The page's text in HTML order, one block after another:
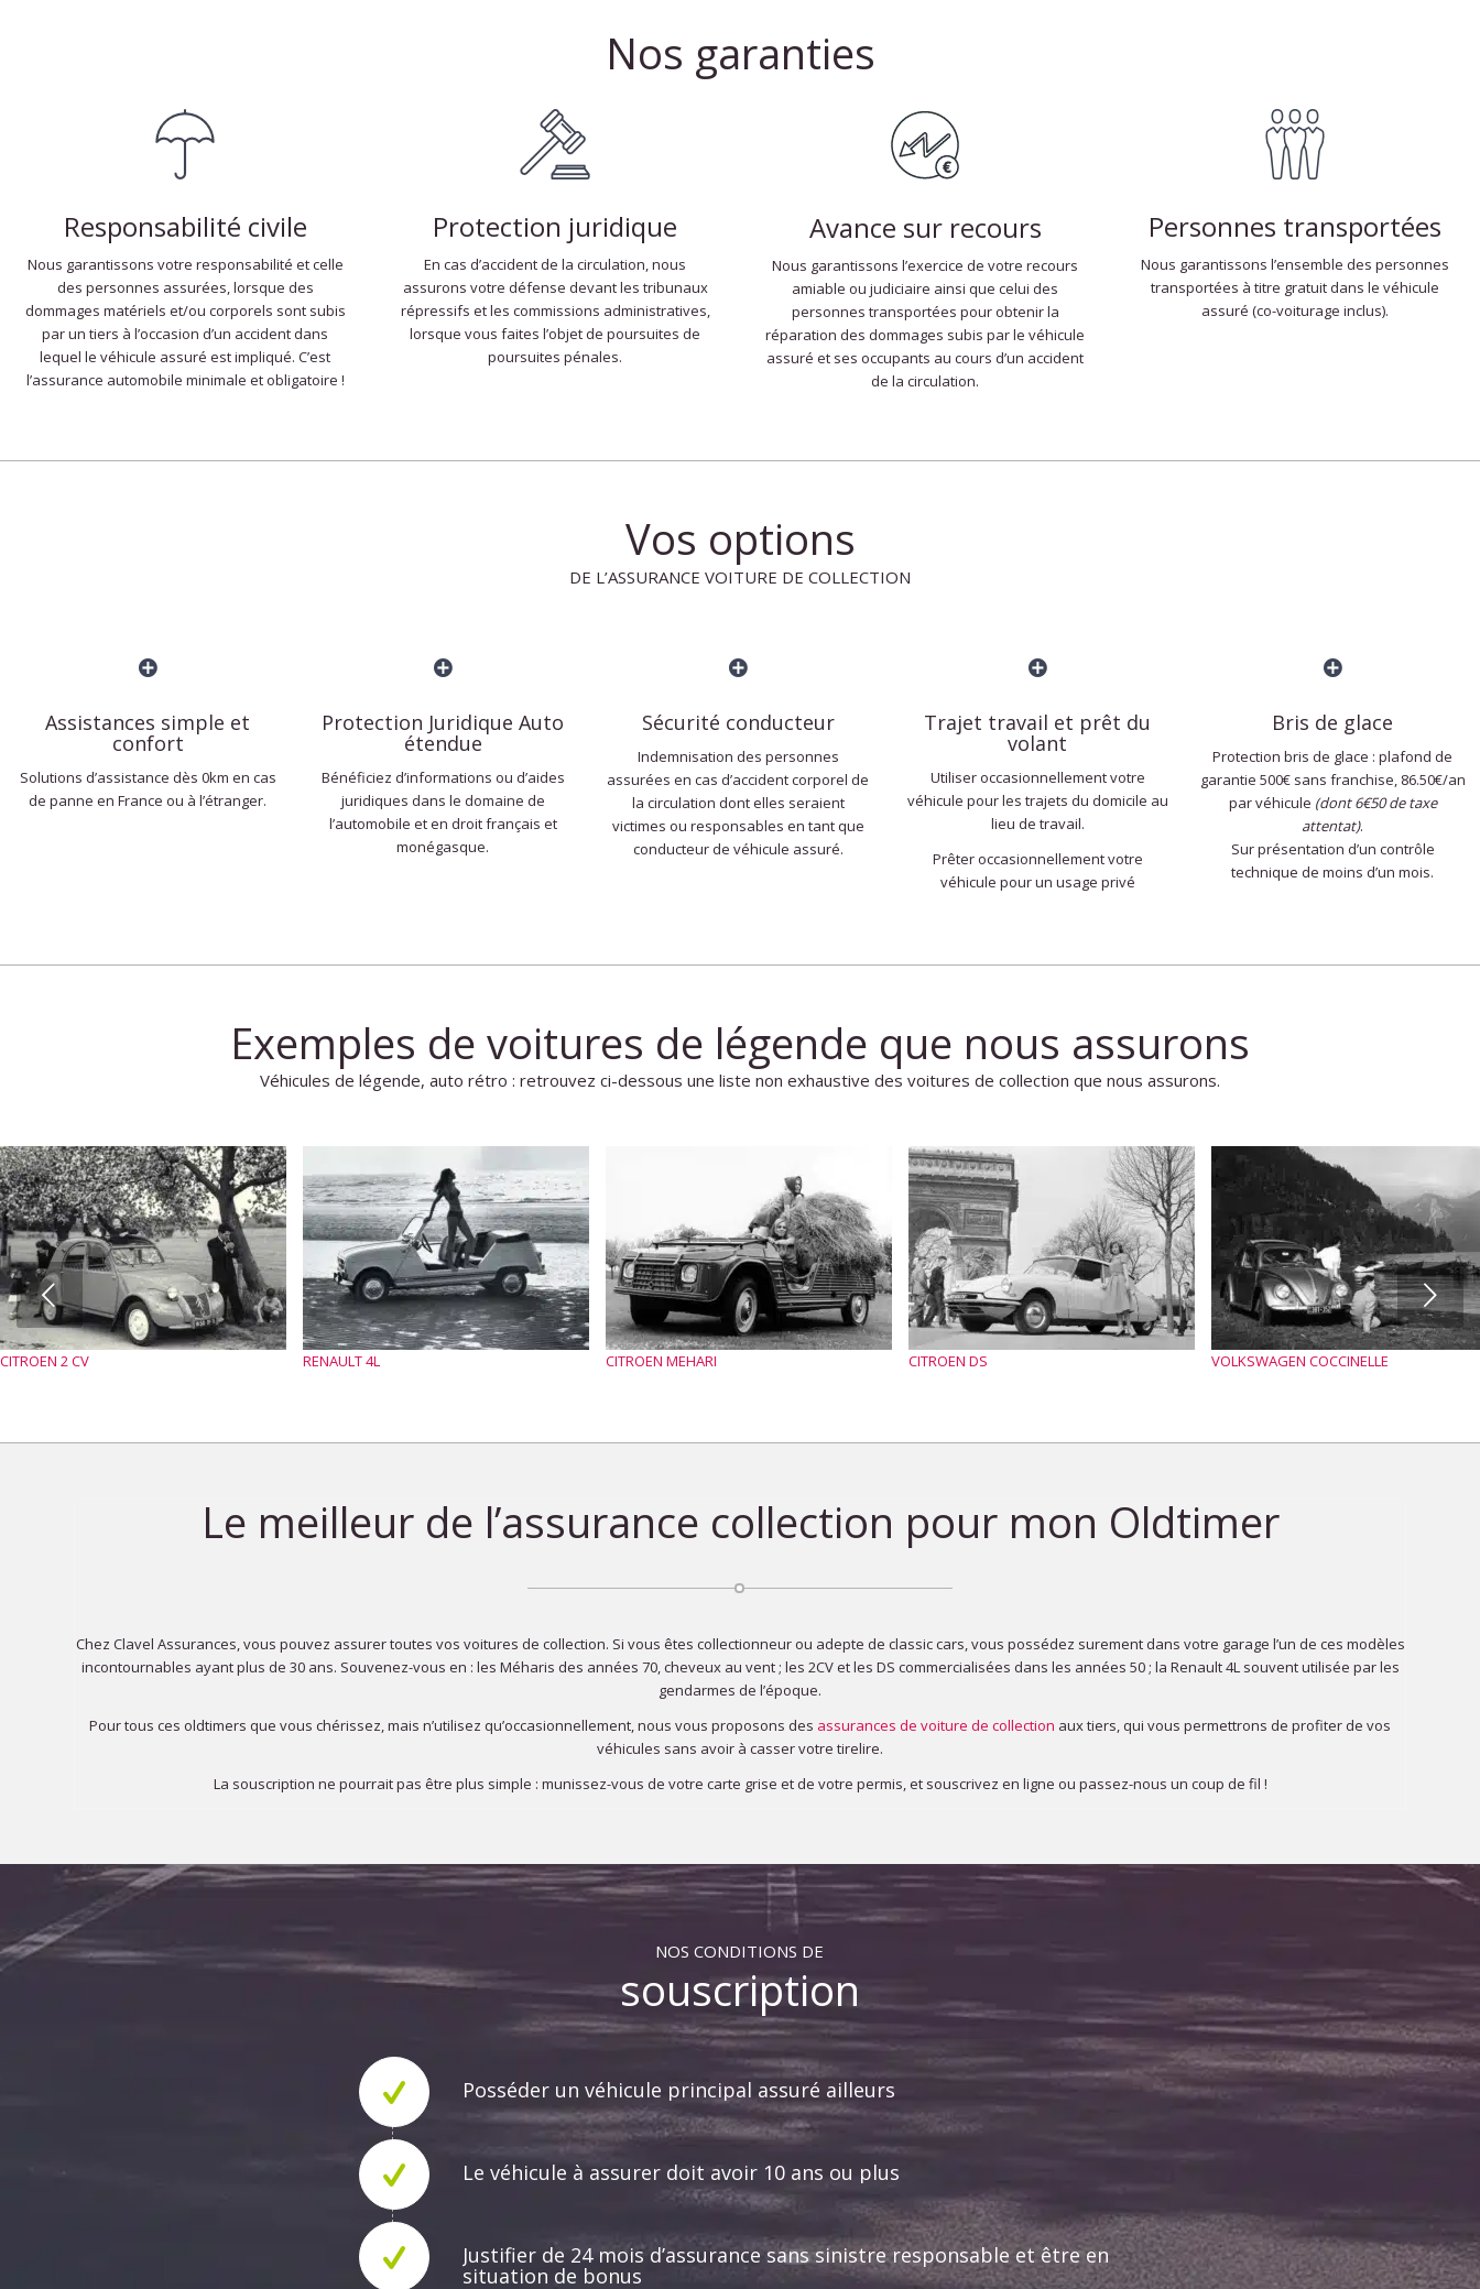
Nos garanties
Responsabilité civile
Nous garantissons votre responsabilité et celle
des personnes assurées, lorsque des
dommages matériels et/ou corporels sont subis
par un tiers à l’occasion d’un accident dans
lequel le véhicule assuré est impliqué. C’est
l’assurance automobile minimale et obligatoire !
Protection juridique
En cas d’accident de la circulation, nous
assurons votre défense devant les tribunaux
répressifs et les commissions administratives,
lorsque vous faites l’objet de poursuites de
poursuites pénales.
Avance sur recours
Nous garantissons l’exercice de votre recours
amiable ou judiciaire ainsi que celui des
personnes transportées pour obtenir la
réparation des dommages subis par le véhicule
assuré et ses occupants au cours d’un accident
de la circulation.
Personnes transportées
Nous garantissons l’ensemble des personnes
transportées à titre gratuit dans le véhicule
assuré (co-voiturage inclus).
Vos options
DE L’ASSURANCE VOITURE DE COLLECTION
Assistances simple et
confort
Solutions d’assistance dès 0km en cas
de panne en France ou à l’étranger.
Protection Juridique Auto
étendue
Bénéficiez d’informations ou d’aides
juridiques dans le domaine de
l’automobile et en droit français et
monégasque.
Sécurité conducteur
Indemnisation des personnes
assurées en cas d’accident corporel de
la circulation dont elles seraient
victimes ou responsables en tant que
conducteur de véhicule assuré.
Trajet travail et prêt du
volant
Utiliser occasionnellement votre
véhicule pour les trajets du domicile au
lieu de travail.
Prêter occasionnellement votre
véhicule pour un usage privé
Bris de glace
Protection bris de glace : plafond de
garantie 500€ sans franchise, 86.50€/an
par véhicule (dont 6€50 de taxe
attentat).
Sur présentation d’un contrôle
technique de moins d’un mois.
Exemples de voitures de légende que nous assurons
Véhicules de légende, auto rétro : retrouvez ci-dessous une liste non exhaustive des voitures de collection que nous assurons.
Suivant
CITROEN 2 CV RENAULT 4L CITROEN MEHARI CITROEN DS VOLKSWAGEN COCCINELLE
Le meilleur de l’assurance collection pour mon Oldtimer
Chez Clavel Assurances, vous pouvez assurer toutes vos voitures de collection. Si vous êtes collectionneur ou adepte de classic cars, vous possédez surement dans votre garage l’un de ces modèles
incontournables ayant plus de 30 ans. Souvenez-vous en : les Méharis des années 70, cheveux au vent ; les 2CV et les DS commercialisées dans les années 50 ; la Renault 4L souvent utilisée par les
gendarmes de l’époque.
Pour tous ces oldtimers que vous chérissez, mais n’utilisez qu’occasionnellement, nous vous proposons des assurances de voiture de collection aux tiers, qui vous permettrons de profiter de vos
véhicules sans avoir à casser votre tirelire.
La souscription ne pourrait pas être plus simple : munissez-vous de votre carte grise et de votre permis, et souscrivez en ligne ou passez-nous un coup de fil !
NOS CONDITIONS DE
souscription
Posséder un véhicule principal assuré ailleurs
Le véhicule à assurer doit avoir 10 ans ou plus
Justifier de 24 mois d’assurance sans sinistre responsable et être en
situation de bonus